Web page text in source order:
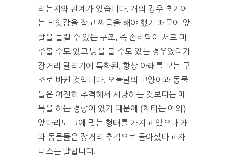
리는지와 관계가 있습니다. 개의 경우 초기에
는 먹잇감을 잡고 씨름을 해야 했기 때문에 앞
발을 돌릴 수 있는 구조, 즉 손바닥이 서로 마
주볼 수도 있고 땅을 볼 수도 있는 경우였다가
장거리 달리기에 특화된, 항상 아래를 보는 구
조로 바뀐 것입니다. 오늘날의 고양이과 동물
들은 여전히 추격해서 사냥하는 것보다는 매
복을 하는 경향이 있기 때문에 (치타는 예외)
앞다리도 그에 맞는 형태를 가지고 있으나 개
과 동물들은 장거리 추격으로 돌아섰다고 재
니스는 말합니다.